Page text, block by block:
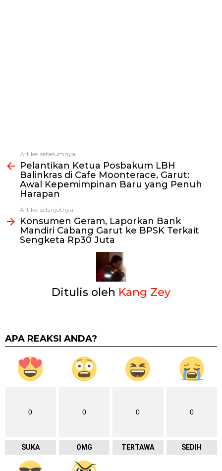
Lihat
selengkapnya
Artikel sebelumnya
Pelantikan Ketua Posbakum LBH
Balinkras di Cafe Moonterace, Garut:
Awal Kepemimpinan Baru yang Penuh
Harapan
Artikel selanjutnya
Konsumen Geram, Laporkan Bank
Mandiri Cabang Garut ke BPSK Terkait
Sengketa Rp30 Juta
Ditulis oleh Kang Zey
APA REAKSI ANDA?
0
SUKA
0
OMG
0
TERTAWA
0
SEDIH